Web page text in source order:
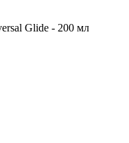
Glide - 200 мл